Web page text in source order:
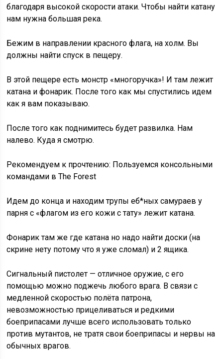
благодаря высокой скорости атаки. Чтобы найти катану
нам нужна большая река.
Бежим в направлении красного флага, на холм. Вы
должны найти спуск в пещеру.
В этой пещере есть монстр «многоручка»! И там лежит
катана и фонарик. После того как мы спустились идем
как я вам показываю.
После того как поднимитесь будет развилка. Нам
налево. Куда я смотрю.
Рекомендуем к прочтению: Пользуемся консольными
командами в The Forest
Идем до конца и находим трупы еб*ных самураев у
парня с «флагом из его кожи с тату» лежит катана.
Фонарик там же где катана но надо найти доски (на
скрине нету потому что я уже сломал) и 2 ящика.
Сигнальный пистолет — отличное оружие, с его
помощью можно поджечь любого врага. В связи с
медленной скоростью полёта патрона,
невозможностью прицеливаться и редкими
боеприпасами лучше всего использовать только
против мутантов, не тратя свои боеприпасы и нервы на
обычных врагов.